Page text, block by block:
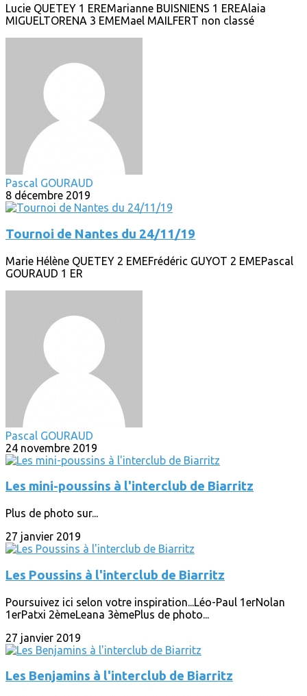
Lucie QUETEY 1 EREMarianne BUISNIENS 1 EREAlaia
MIGUELTORENA 3 EMEMael MAILFERT non classé
Pascal GOURAUD
8 décembre 2019
Tournoi de Nantes du 24/11/19
Marie Hélène QUETEY 2 EMEFrédéric GUYOT 2 EMEPascal
GOURAUD 1 ER
Pascal GOURAUD
24 novembre 2019
Les mini-poussins à l'interclub de Biarritz
Plus de photo sur...
27 janvier 2019
Les Poussins à l'interclub de Biarritz
Poursuivez ici selon votre inspiration...Léo-Paul 1erNolan
1erPatxi 2èmeLeana 3èmePlus de photo...
27 janvier 2019
Les Benjamins à l'interclub de Biarritz